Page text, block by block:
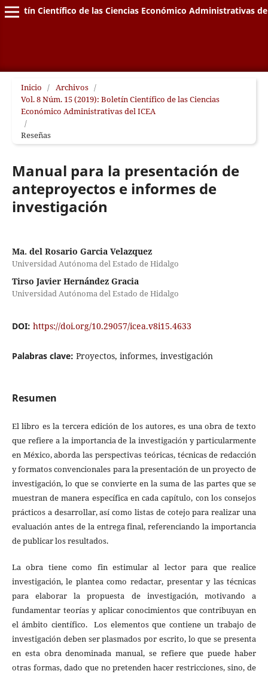
Boletín Científico de las Ciencias Económico Administrativas
Inicio / Archivos /
Vol. 8 Núm. 15 (2019): Boletín Científico de las Ciencias
Económico Administrativas del ICEA
/
Reseñas
Manual para la presentación de
anteproyectos e informes de
investigación
Ma. del Rosario Garcia Velazquez
Universidad Autónoma del Estado de Hidalgo
Tirso Javier Hernández Gracia
Universidad Autónoma del Estado de Hidalgo
DOI: https://doi.org/10.29057/icea.v8i15.4633
Palabras clave: Proyectos, informes, investigación
Resumen
El libro es la tercera edición de los autores, es una obra de texto
que refiere a la importancia de la investigación y particularmente
en México, aborda las perspectivas teóricas, técnicas de redacción
y formatos convencionales para la presentación de un proyecto de
investigación, lo que se convierte en la suma de las partes que se
muestran de manera específica en cada capítulo, con los consejos
prácticos a desarrollar, así como listas de cotejo para realizar una
evaluación antes de la entrega final, referenciando la importancia
de publicar los resultados.
La obra tiene como fin estimular al lector para que realice
investigación, le plantea como redactar, presentar y las técnicas
para elaborar la propuesta de investigación, motivando a
fundamentar teorías y aplicar conocimientos que contribuyan en
el ámbito científico. Los elementos que contiene un trabajo de
investigación deben ser plasmados por escrito, lo que se presenta
en esta obra denominada manual, se refiere que puede haber
otras formas, dado que no pretenden hacer restricciones, sino, de